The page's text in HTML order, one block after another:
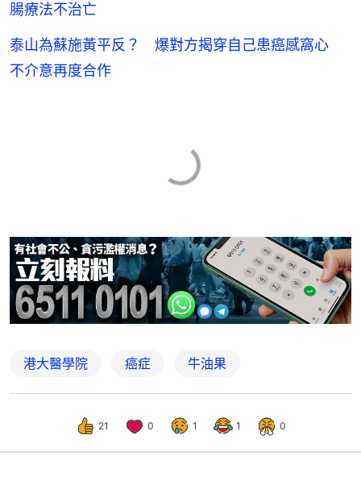
腸療法不治亡
泰山為蘇施黃平反？ 爆對方揭穿自己患癌感窩心
不介意再度合作
港大醫學院 癌症 牛油果
21 0 1 1 0